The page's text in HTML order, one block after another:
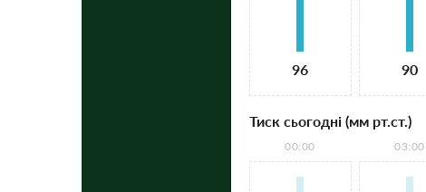
96 90
Тиск сьогодні (мм рт.ст.)
00:00 03:00